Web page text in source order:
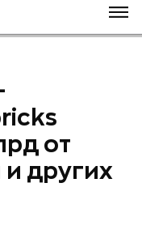
от
других